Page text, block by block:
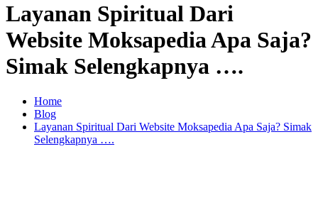
Layanan Spiritual Dari
Website Moksapedia Apa Saja?
Simak Selengkapnya ….
Home
Blog
Layanan Spiritual Dari Website Moksapedia Apa Saja? Simak
Selengkapnya ….